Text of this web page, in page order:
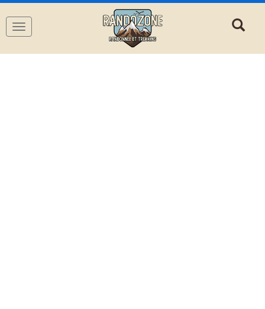
Navigation